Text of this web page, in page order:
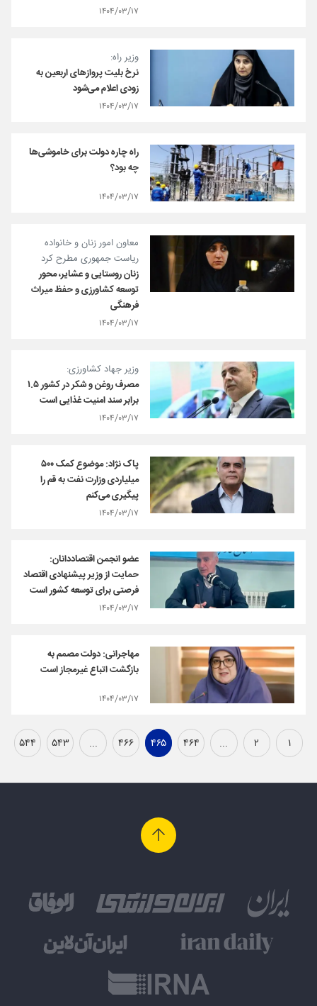
۱۴۰۴/۰۳/۱۷
وزیر راه:
نرخ بلیت‌ پروازهای اربعین به
زودی اعلام می‌شود
۱۴۰۴/۰۳/۱۷
راه‌ چاره دولت برای خاموشی‌ها
چه بود؟
۱۴۰۴/۰۳/۱۷
معاون امور زنان و خانواده
ریاست جمهوری مطرح کرد
زنان روستایی و عشایر، محور
توسعه کشاورزی و حفظ میراث
فرهنگی
۱۴۰۴/۰۳/۱۷
وزیر جهاد کشاورزی:
مصرف روغن و شکر در کشور ۱.۵
برابر سند امنیت غذایی است
۱۴۰۴/۰۳/۱۷
پاک نژاد: موضوع کمک ۵۰۰
میلیاردی وزارت نفت به قم را
پیگیری می‎‌کنم
۱۴۰۴/۰۳/۱۷
عضو انجمن اقتصاددانان:
حمایت از وزیر پیشنهادی اقتصاد
فرصتی برای توسعه کشور است
۱۴۰۴/۰۳/۱۷
مهاجرانی: دولت مصمم به
بازگشت اتباع غیرمجاز است
۱۴۰۴/۰۳/۱۷
۱ ۲ ... ۴۶۴ ۴۶۵ ۴۶۶ ... ۵۴۳ ۵۴۴